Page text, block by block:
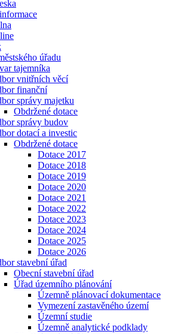
úřadu
tajemníka
vnitřních věcí
finanční
správy majetku
Obdržené dotace
správy budov
dotací a investic
Obdržené dotace
Dotace 2017
Dotace 2018
Dotace 2019
Dotace 2020
Dotace 2021
Dotace 2022
Dotace 2023
Dotace 2024
Dotace 2025
Dotace 2026
stavební úřad
Obecní stavební úřad
Úřad územního plánování
Územně plánovací dokumentace
Vymezení zastavěného území
Územní studie
Územně analytické podklady